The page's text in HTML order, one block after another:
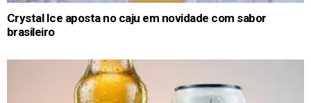
Crystal Ice aposta no caju em novidade com sabor
brasileiro